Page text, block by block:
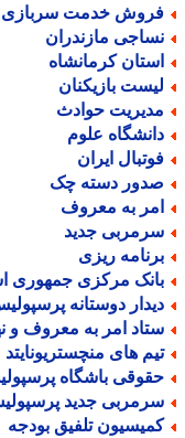
خدمت سربازی
مازندران
کرمانشاه
بازیکنان
حوادث
علوم
ایران
دسته چک
به معروف
جدید
ریزی
مرکزی جمهوری
دوستانه پرسپولیس
امر به معروف و نهی
های منچستریونایتد
باشگاه پرسپولیس
جدید پرسپولیس
تلفیق بودجه